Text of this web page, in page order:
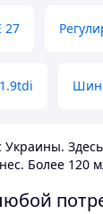
27
Более 120